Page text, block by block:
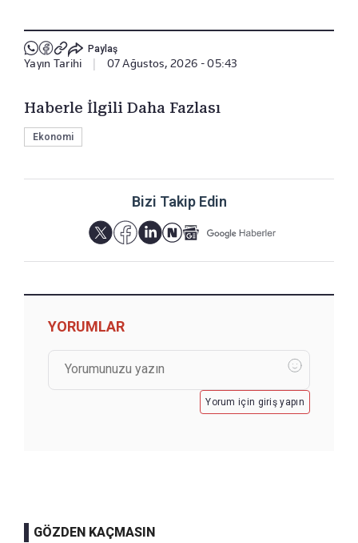
Paylaş
Yayın Tarihi 07 Ağustos, 2026 - 05:43
Haberle İlgili Daha Fazlası
Ekonomi
Bizi Takip Edin
YORUMLAR
Yorum için giriş yapın
GÖZDEN KAÇMASIN